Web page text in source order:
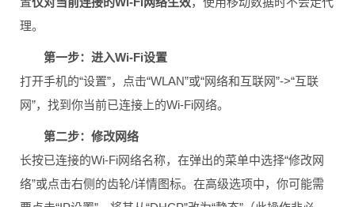
理。
第一步：进入Wi-Fi设置
打开手机的“设置”，点击“WLAN”或“网络和互联网”->“互联
网”，找到你当前已连接上的Wi-Fi网络。
第二步：修改网络
长按已连接的Wi-Fi网络名称，在弹出的菜单中选择“修改网
络”或点击右侧的齿轮/详情图标。在高级选项中，你可能需